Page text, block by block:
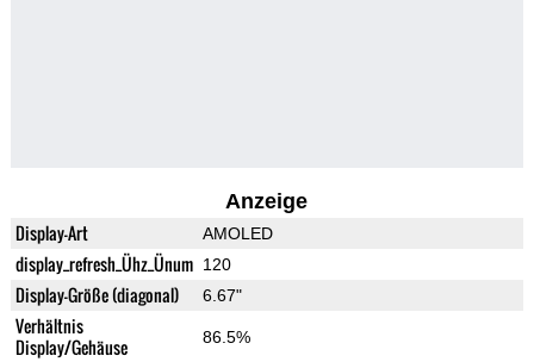
Anzeige
Display-Art AMOLED
display_refresh_Ühz_Ünum 120
Display-Größe (diagonal) 6.67"
Verhältnis
Display/Gehäuse
86.5%